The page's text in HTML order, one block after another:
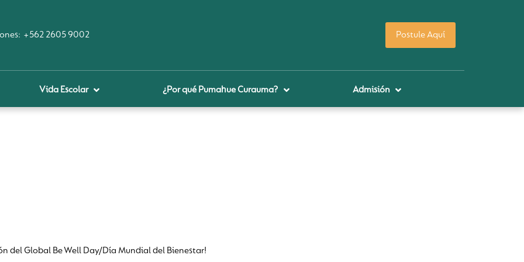
+562 2605 9002 Postule Aquí
Vida Escolar ¿Por qué Pumahue Curauma? Admisión
del Global Be Well Day/Día Mundial del Bienestar!